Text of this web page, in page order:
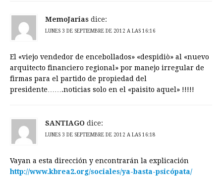
MemoJarias dice:
LUNES 3 DE SEPTIEMBRE DE 2012 A LAS 16:16
El «viejo vendedor de encebollados» «despidiò» al «nuevo
arquitecto financiero regional» por manejo irregular de
firmas para el partido de propiedad del
presidente…….noticias solo en el «paisito aquel» !!!!!
SANTIAGO dice:
LUNES 3 DE SEPTIEMBRE DE 2012 A LAS 16:18
Vayan a esta dirección y encontrarán la explicación
http://www.kbrea2.org/sociales/ya-basta-psicópata/